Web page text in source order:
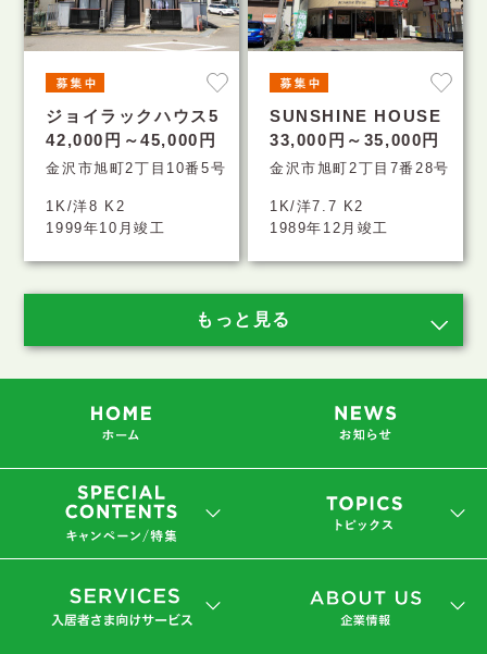
ジョイラックハウス5
42,000円～45,000円
金沢市旭町2丁目10番5号
1K/洋8 K2
1999年10月竣工
SUNSHINE HOUSE
33,000円～35,000円
金沢市旭町2丁目7番28号
1K/洋7.7 K2
1989年12月竣工